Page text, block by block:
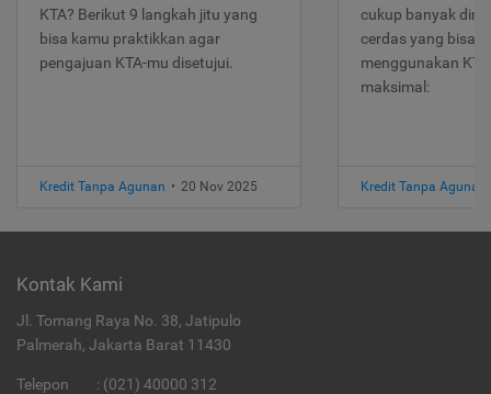
KTA? Berikut 9 langkah jitu yang
bisa kamu praktikkan agar
pengajuan KTA-mu disetujui.
Kredit Tanpa Agunan • 20 Nov 2025
cukup banyak
cerdas yang bisa
menggunakan
maksimal:
Kredit Tanpa Agunan
Kontak Kami
Jl. Tomang Raya No. 38, Jatipulo
Palmerah, Jakarta Barat 11430
Telepon : (021) 40000 312